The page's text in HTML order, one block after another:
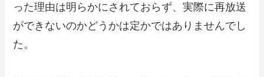
った理由は明らかにされておらず、実際に再放送
ができないのかどうかは定かではありませんでし
た。